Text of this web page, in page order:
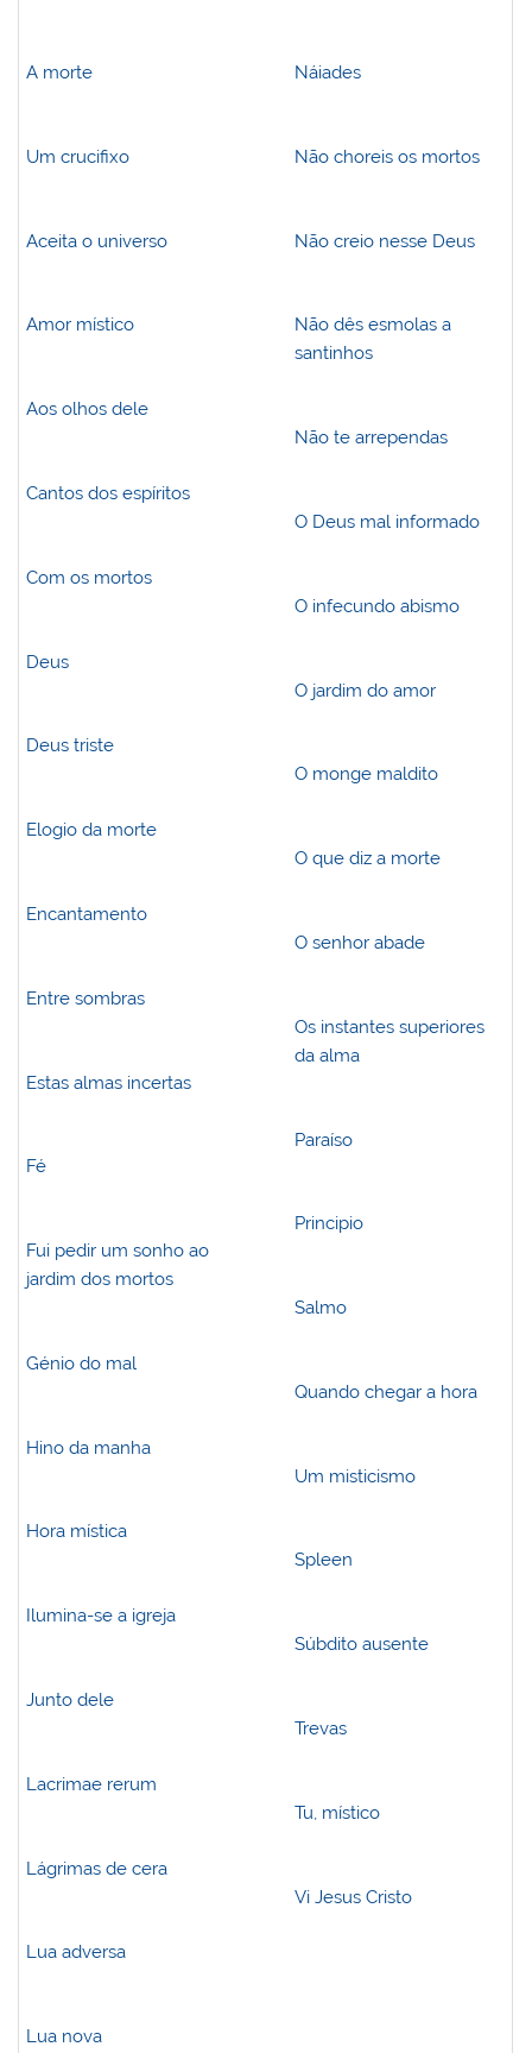
A morte
Um crucifixo
Aceita o universo
Amor místico
Aos olhos dele
Cantos dos espíritos
Com os mortos
Deus
Deus triste
Elogio da morte
Encantamento
Entre sombras
Estas almas incertas
Fé
Fui pedir um sonho ao
jardim dos mortos
Génio do mal
Hino da manha
Hora mística
Ilumina-se a igreja
Junto dele
Lacrimae rerum
Lágrimas de cera
Lua adversa
Lua nova
Náiades
Não choreis os mortos
Não creio nesse Deus
Não dês esmolas a
santinhos
Não te arrependas
O Deus mal informado
O infecundo abismo
O jardim do amor
O monge maldito
O que diz a morte
O senhor abade
Os instantes superiores
da alma
Paraíso
Principio
Salmo
Quando chegar a hora
Um misticismo
Spleen
Súbdito ausente
Trevas
Tu, místico
Vi Jesus Cristo